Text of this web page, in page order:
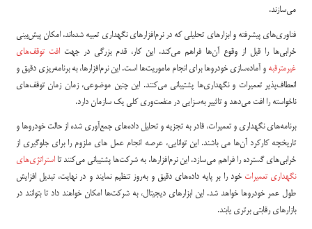
می‌سازند.
فناوری‌های پیشرفته و ابزارهای تحلیلی که در نرم‌افزارهای نگهداری تعبیه شده‌اند، امکان پیش‌بینی
خرابی‌ها را قبل از وقوع آن‌ها فراهم می‌کند. این کار، قدم بزرگی در جهتافت توقف‌های
غیرمترقبه و آماده‌سازی خودروها برای انجام ماموریت‌ها است. این نرم‌افزارها، به برنامه‌ریزی دقیق و
انعطاف‌پذیر تعمیرات و نگهداری‌ها پشتیبانی می‌کنند. این چنین موضوعی، زمان زمان توقف‌های
ناخواسته را افت می‌دهد و تاثییر به‌سزایی در منفعت‌وری کلی یک سازمان دارد.
برنامه‌های نگهداری و تعمیرات، قادر به تجزیه و تحلیل داده‌های جمع‌آوری شده از حالت خودروها و
تاریخچه کارکرد آن‌ها می باشند. این توانایی، عرصه انجام عمل های ملزوم را برای جلوگیری از
خرابی‌های گسترده را فراهم می‌سازد. این نرم‌افزارها، به شرکت‌ها پشتیبانی می‌کنند تااستراتژی‌های
نگهداری تعمیرات خود را بر پایه داده‌های دقیق و به‌روز تنظیم نمایند و در نهایت، تبدیل افزایش
طول عمر خودروها خواهد شد. این ابزارهای دیجیتال، به شرکت‌ها امکان خواهند داد تا بتوانند در
بازارهای رقابتی برتری یابند.